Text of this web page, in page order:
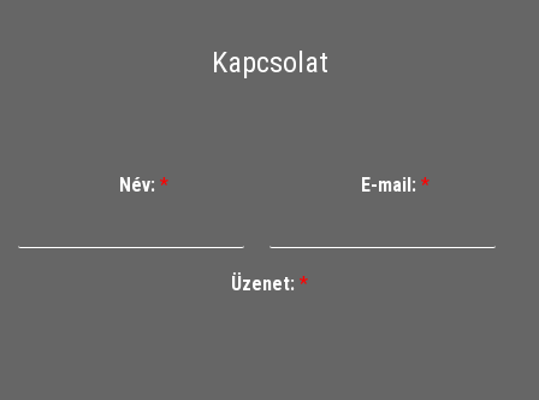
Kapcsolat
Név: * E-mail: *
Üzenet: *